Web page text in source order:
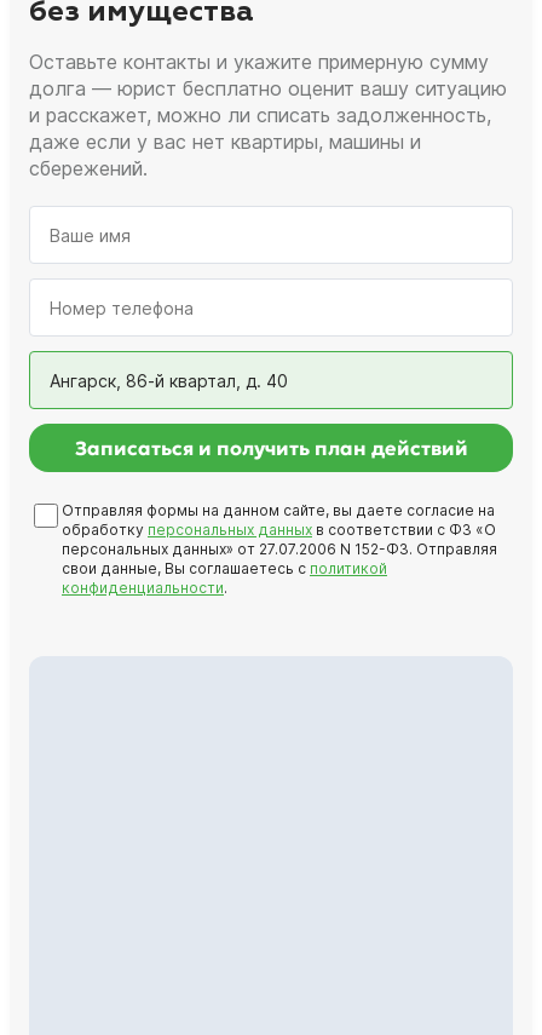
без имущества
Оставьте контакты и укажите примерную сумму
долга — юрист бесплатно оценит вашу ситуацию
и расскажет, можно ли списать задолженность,
даже если у вас нет квартиры, машины и
сбережений.
Ангарск, 86-й квартал, д. 40
Записаться и получить план действий
Отправляя формы на данном сайте, вы даете согласие на
обработку персональных данных в соответствии с ФЗ «О
персональных данных» от 27.07.2006 N 152-ФЗ. Отправляя
свои данные, Вы соглашаетесь с политикой
конфиденциальности.